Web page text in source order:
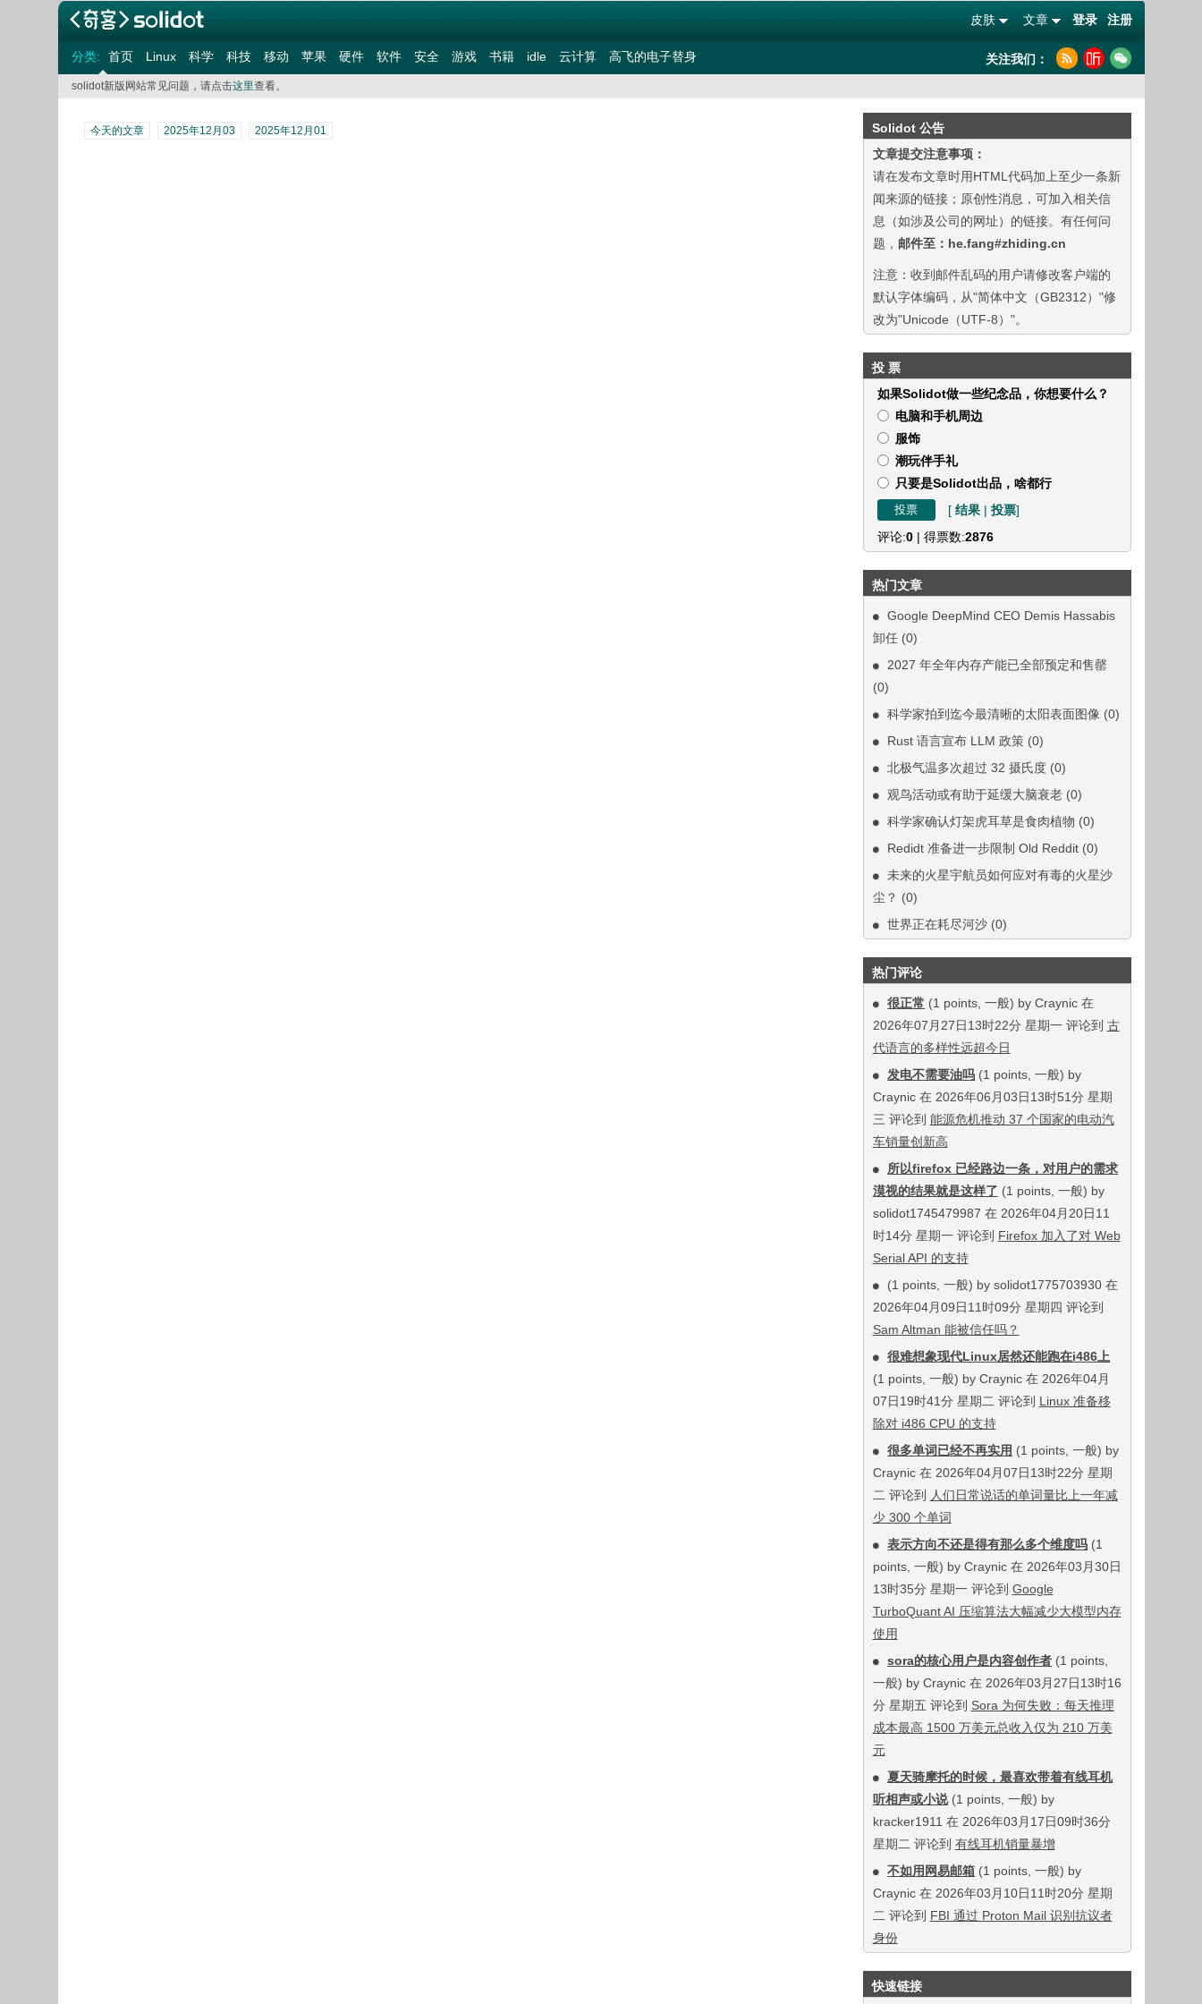
登录 注册
文章
皮肤
分类: 首页 Linux 科学 科技 移动 苹果 硬件 软件 安全 游戏 书籍 idle 云计算 高飞的电子替身 关注我们：
solidot新版网站常见问题，请点击这里查看。
Solidot 公告
文章提交注意事项：
请在发布文章时用HTML代码加上至少一条新
闻来源的链接；原创性消息，可加入相关信
息（如涉及公司的网址）的链接。有任何问
题， 邮件至：he.fang#zhiding.cn
注意：收到邮件乱码的用户请修改客户端的
默认字体编码，从"简体中文（GB2312）"修
改为"Unicode（UTF-8）"。
投 票
如果Solidot做一些纪念品，你想要什么？
电脑和手机周边
服饰
潮玩伴手礼
只要是Solidot出品，啥都行
[ 结果| 投票]
评论:0| 得票数:2876
热门文章
Google DeepMind CEO Demis Hassabis
卸任 (0)
2027 年全年内存产能已全部预定和售罄
(0)
科学家拍到迄今最清晰的太阳表面图像 (0)
Rust 语言宣布 LLM 政策 (0)
北极气温多次超过 32 摄氏度 (0)
观鸟活动或有助于延缓大脑衰老 (0)
科学家确认灯架虎耳草是食肉植物 (0)
Redidt 准备进一步限制 Old Reddit (0)
未来的火星宇航员如何应对有毒的火星沙
尘？ (0)
世界正在耗尽河沙 (0)
热门评论
很正常 (1 points, 一般) by Craynic 在
2026年07月27日13时22分 星期一 评论到 古
代语言的多样性远超今日
发电不需要油吗 (1 points, 一般) by
Craynic 在 2026年06月03日13时51分 星期
三 评论到 能源危机推动 37 个国家的电动汽
车销量创新高
所以firefox 已经路边一条，对用户的需求
漠视的结果就是这样了 (1 points, 一般) by
solidot1745479987 在 2026年04月20日11
时14分 星期一 评论到 Firefox 加入了对 Web
Serial API 的支持
(1 points, 一般) by solidot1775703930 在
2026年04月09日11时09分 星期四 评论到
Sam Altman 能被信任吗？
很难想象现代Linux居然还能跑在i486上
(1 points, 一般) by Craynic 在 2026年04月
07日19时41分 星期二 评论到 Linux 准备移
除对 i486 CPU 的支持
很多单词已经不再实用 (1 points, 一般) by
Craynic 在 2026年04月07日13时22分 星期
二 评论到
人们日常说话的单词量比上一年减
少 300 个单词
表示方向不还是得有那么多个维度吗 (1
points, 一般) by Craynic 在 2026年03月30日
13时35分 星期一 评论到 Google
TurboQuant AI 压缩算法大幅减少大模型内存
使用
sora的核心用户是内容创作者 (1 points,
一般) by Craynic 在 2026年03月27日13时16
分 星期五 评论到 Sora 为何失败：每天推理
成本最高 1500 万美元总收入仅为 210 万美
元
夏天骑摩托的时候，最喜欢带着有线耳机
听相声或小说(1 points, 一般) by
kracker1911 在 2026年03月17日09时36分
星期二 评论到 有线耳机销量暴增
不如用网易邮箱 (1 points, 一般) by
Craynic 在 2026年03月10日11时20分 星期
二 评论到 FBI 通过 Proton Mail 识别抗议者
身份
快速链接
今天的文章 2025年12月03 2025年12月01